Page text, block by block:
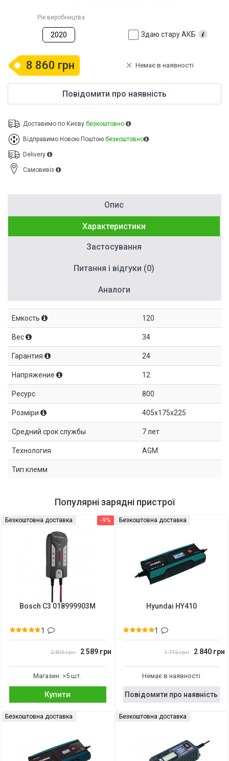
Рік виробництва
2020 Здаю стару АКБ
8 860 грн Немає в наявності
Повідомити про наявність
Доставимо по Києву безкоштовно
Відправимо Новою Поштою безкоштовно
Delivery
Cамовивіз
Опис
Характеристики
Застосування
Питання і відгуки (0)
Аналоги
Емкость 120
Вес 34
Гарантия 24
Напряжение 12
Ресурс 800
Розміри 405x175x225
Средний срок службы 7 лет
Технология AGM
Тип клемм
Популярні зарядні пристрої
-9%
Безкоштовна доставка
Bosch C3 018999903M
1
2 845 грн 2 589 грн
Магазин: >5 шт.
Купити
Безкоштовна доставка
Hyundai HY410
1
1 715 грн 2 840 грн
Немає в наявності
Повідомити про наявність
Безкоштовна доставка Безкоштовна доставка